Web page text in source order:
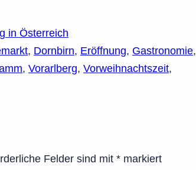
in Österreich
, Dornbirn, Eröffnung, Gastronomie,
, Vorarlberg, Vorweihnachtszeit,
Felder sind mit * markiert